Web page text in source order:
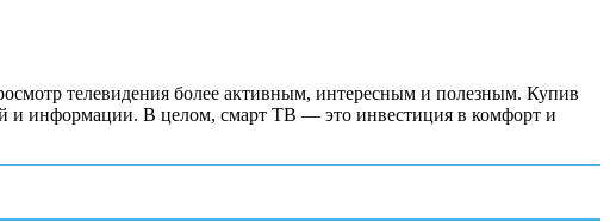
телевидения более активным, интересным и полезным. Купив
и информации. В целом, смарт ТВ — это инвестиция в комфорт и